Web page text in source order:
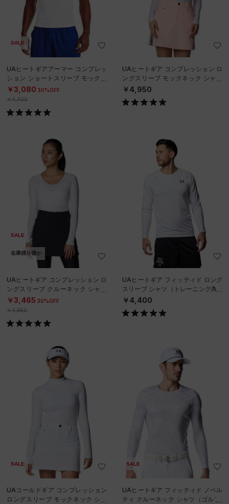
SALE
UAヒートギアアーマー コンプレッ
ション ショートスリーブ モックネ
ック シャツ（トレーニング/MEN）
￥3,080 30%OFF
￥4,400
UAヒートギア コンプレッション ロ
ングスリーブ モックネック シャツ
（ゴルフ/WOMEN）
￥4,950
SALE
在庫残り僅か
UAヒートギア コンプレッション ロ
ングスリーブ クルーネック シャツ
（ゴルフ/WOMEN）
￥3,465 30%OFF
￥4,950
UAヒートギア フィッティド ロング
スリーブ シャツ（トレーニング/ME
N）
￥4,400
SALE
UAコールドギア コンプレッション
ロングスリーブ モックネック シャ
SALE
UAヒートギア フィッティド ノベル
ティ クルーネック シャツ（ゴルフ/